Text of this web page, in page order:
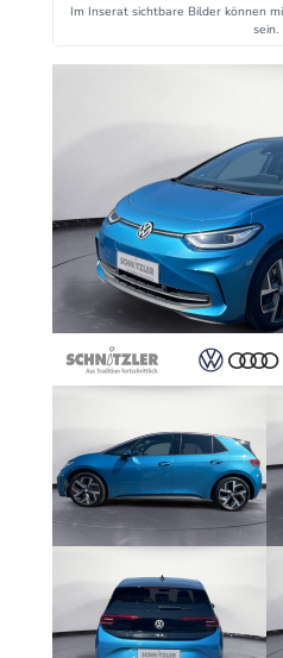
Im Inserat sichtbare Bilder können
sein.